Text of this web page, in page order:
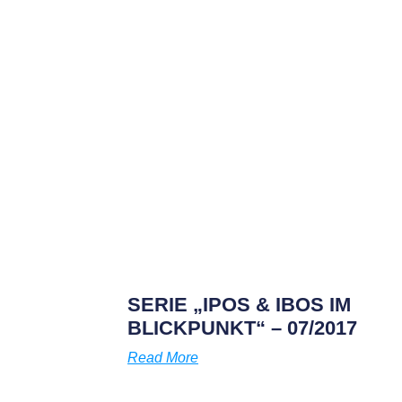
SERIE „IPOS & IBOS IM
BLICKPUNKT“ – 07/2017
Read More